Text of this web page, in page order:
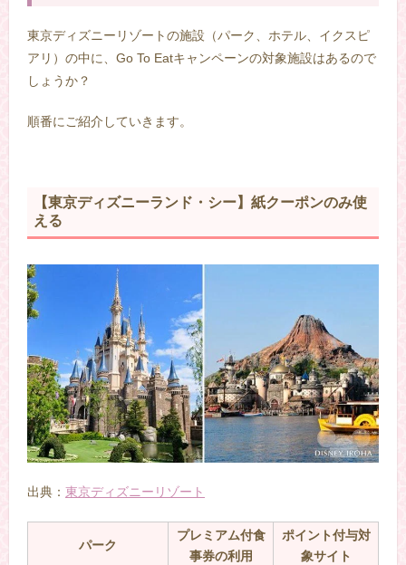
東京ディズニーリゾートの施設（パーク、ホテル、イクスピ
アリ）の中に、Go To Eatキャンペーンの対象施設はあるので
しょうか？
順番にご紹介していきます。
【東京ディズニーランド・シー】紙クーポンのみ使
える
出典： 東京ディズニーリゾート
パーク
プレミアム付食
事券の利用
ポイント付与対
象サイト